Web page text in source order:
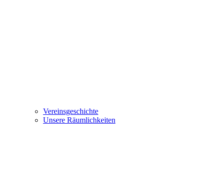
Vereinsgeschichte
Unsere Räumlichkeiten